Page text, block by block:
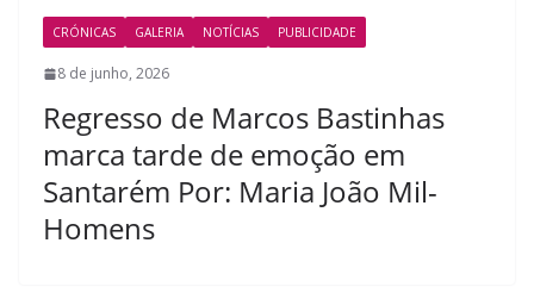
CRÓNICAS GALERIA NOTÍCIAS PUBLICIDADE
8 de junho, 2026
Regresso de Marcos Bastinhas
marca tarde de emoção em
Santarém Por: Maria João Mil-
Homens